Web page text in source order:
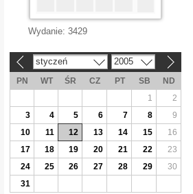
Wydanie: 3429
styczeń 2005
PN WT ŚR CZ PT SB
ND
1
2
3
4 5 6 7 8
9
10
11 12 13 14 15
16
17
18 19 20 21 22
23
24
25 26 27 28 29
30
31